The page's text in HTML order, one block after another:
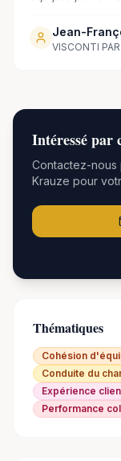
Jean-
VISCONTI
Intéressé par
Contactez-
Krauze pour
Thématiques
Cohésion
Conduite du
Expérience
Performance